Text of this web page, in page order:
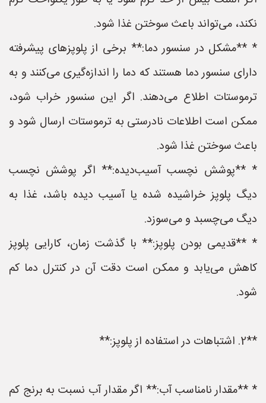
نکند، می‌تواند باعث سوختن غذا شود.
* **مشکل در سنسور دما:** برخی از پلوپزهای پیشرفته
دارای سنسور دما هستند که دما را اندازه‌گیری می‌کنند و به
ترموستات اطلاع می‌دهند. اگر این سنسور خراب شود،
ممکن است اطلاعات نادرستی به ترموستات ارسال شود و
باعث سوختن غذا شود.
* **پوشش نچسب آسیب‌دیده:** اگر پوشش نچسب
دیگ پلوپز خراشیده شده یا آسیب دیده باشد، غذا به
دیگ می‌چسبد و می‌سوزد.
* **قدیمی بودن پلوپز:** با گذشت زمان، کارایی پلوپز
کاهش می‌یابد و ممکن است دقت آن در کنترل دما کم
شود.
**2. اشتباهات در استفاده از پلوپز:**
* **مقدار نامناسب آب:** اگر مقدار آب نسبت به برنج کم